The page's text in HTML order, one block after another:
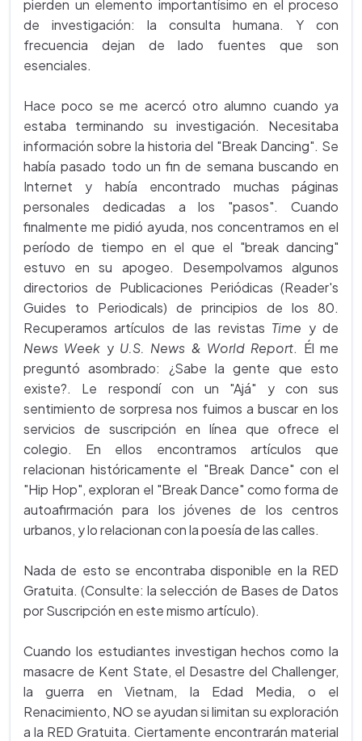
pierden un elemento importantísimo en el proceso
de investigación: la consulta humana. Y con
frecuencia dejan de lado fuentes que son
esenciales.
Hace poco se me acercó otro alumno cuando ya
estaba terminando su investigación. Necesitaba
información sobre la historia del "Break Dancing". Se
había pasado todo un fin de semana buscando en
Internet y había encontrado muchas páginas
personales dedicadas a los "pasos". Cuando
finalmente me pidió ayuda, nos concentramos en el
período de tiempo en el que el "break dancing"
estuvo en su apogeo. Desempolvamos algunos
directorios de Publicaciones Periódicas (Reader's
Guides to Periodicals) de principios de los 80.
Recuperamos artículos de las revistas Time y de
News Week y U.S. News & World Report. Él me
preguntó asombrado: ¿Sabe la gente que esto
existe?. Le respondí con un "Ajá" y con sus
sentimiento de sorpresa nos fuimos a buscar en los
servicios de suscripción en línea que ofrece el
colegio. En ellos encontramos artículos que
relacionan históricamente el "Break Dance" con el
"Hip Hop", exploran el "Break Dance" como forma de
autoafirmación para los jóvenes de los centros
urbanos, y lo relacionan con la poesía de las calles.
Nada de esto se encontraba disponible en la RED
Gratuita. (Consulte: la selección de Bases de Datos
por Suscripción en este mismo artículo).
Cuando los estudiantes investigan hechos como la
masacre de Kent State, el Desastre del Challenger,
la guerra en Vietnam, la Edad Media, o el
Renacimiento, NO se ayudan si limitan su exploración
a la RED Gratuita. Ciertamente encontrarán material